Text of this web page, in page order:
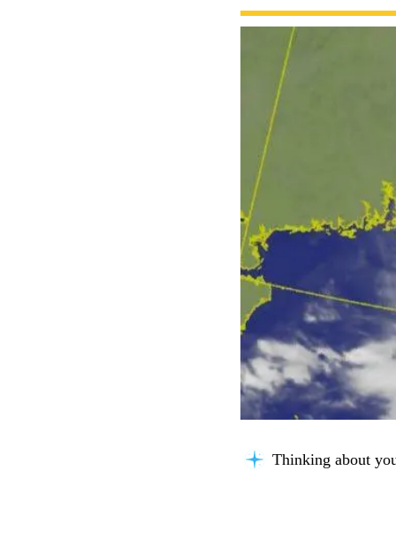
Searching for key